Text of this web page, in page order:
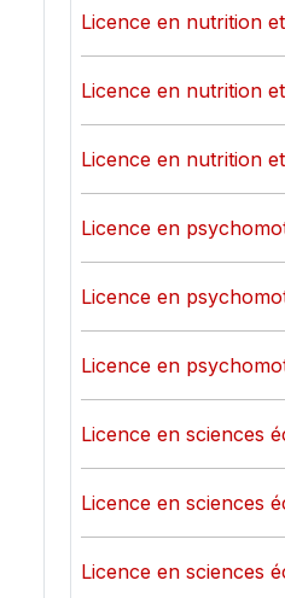
Licence en nutrition
Licence en nutrition
Licence en nutrition
Licence en
Licence en
Licence en
Licence en sciences
Licence en sciences
Licence en sciences